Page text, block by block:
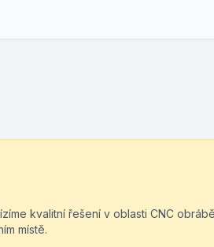
kvalitní řešení v oblasti CNC
místě.